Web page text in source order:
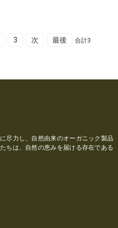
3 次 最後 合計3
尽力し、自然由来のオーガニック製品
ちは、自然の恵みを届ける存在である